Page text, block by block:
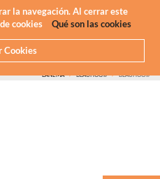
la navegación. Al cerrar este
cookies
Qué son las cookies
Cookies
Newsletter
LANEMA
BLAUHOG® BLAUHÖG®